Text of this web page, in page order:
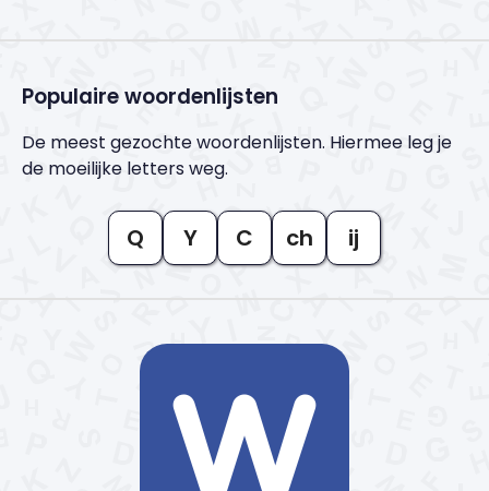
Populaire woordenlijsten
De meest gezochte woordenlijsten. Hiermee leg je
de moeilijke letters weg.
Q Y C ch ij